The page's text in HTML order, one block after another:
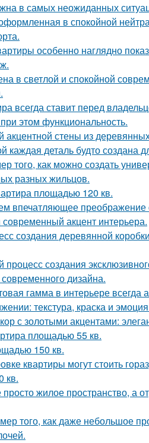
в самых неожиданных
в спокойной
особенно наглядно
в светлой и спокойной
всегда ставит перед
этом функциональность.
акцентной стены из
каждая деталь будто создана
того, как можно создать
разных жильцов.
площадью 120 кв.
впечатляющее преображение
акцент интерьера.
создания деревянной
создания
дизайна.
гамма в интерьере всегда
текстура, краска и
с золотыми акцентами:
площадью 55 кв.
150 кв.
квартиры могут стоить
кв.
просто жилое пространство, а
того, как даже небольшое